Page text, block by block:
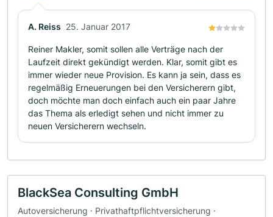
A. Reiss 25. Januar 2017
Reiner Makler, somit sollen alle Verträge nach der
Laufzeit direkt gekündigt werden. Klar, somit gibt es
immer wieder neue Provision. Es kann ja sein, dass es
regelmäßig Erneuerungen bei den Versicherern gibt,
doch möchte man doch einfach auch ein paar Jahre
das Thema als erledigt sehen und nicht immer zu
neuen Versicherern wechseln.
BlackSea Consulting GmbH
Autoversicherung · Privathaftpflichtversicherung ·